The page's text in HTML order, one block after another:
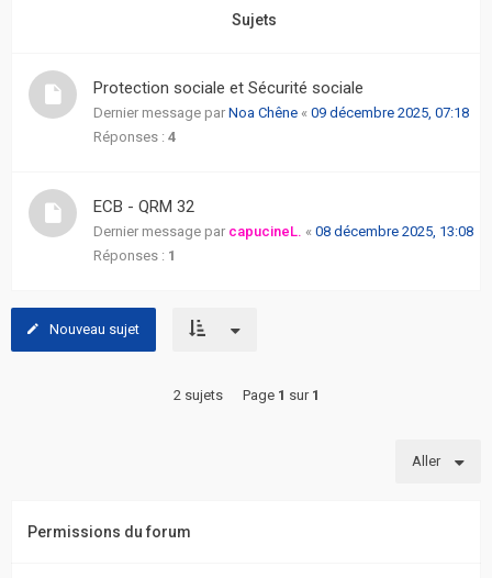
Sujets
actifs
Recherche
avancée
L’équipe
Sujets
Protection sociale et Sécurité sociale
Dernier message par Noa Chêne « 09 décembre 2025, 07:18
Réponses : 4
ECB - QRM 32
Dernier message par capucineL. « 08 décembre 2025, 13:08
Réponses : 1
Nouveau sujet
2 sujets Page 1 sur 1
Aller
Permissions du forum